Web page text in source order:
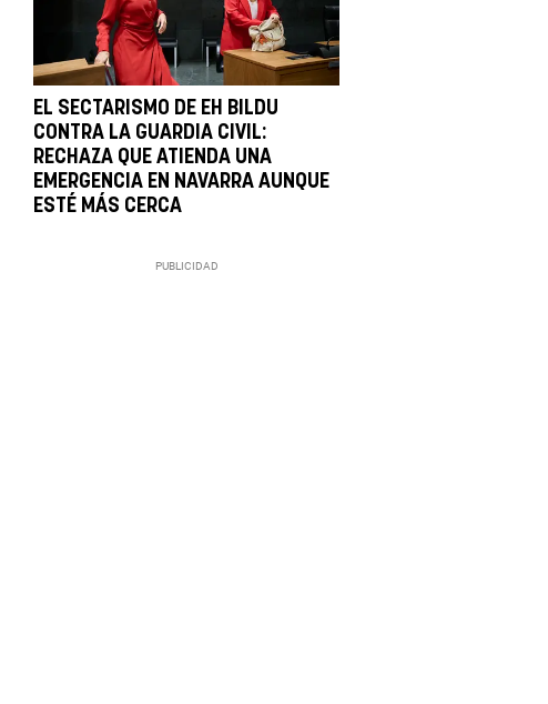
EL SECTARISMO DE EH BILDU
CONTRA LA GUARDIA CIVIL:
RECHAZA QUE ATIENDA UNA
EMERGENCIA EN NAVARRA AUNQUE
ESTÉ MÁS CERCA